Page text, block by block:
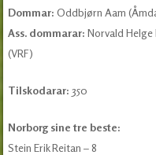
Dommar: Oddbjørn Aam
Ass. dommarar: Norvald Helge
(VRF)
Tilskodarar: 350
Norborg sine tre beste:
Stein Erik Reitan – 8